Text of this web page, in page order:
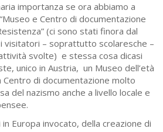
importanza se ora abbiamo a
e Centro di documentazione
(ci sono stati finora dal
visitatori – soprattutto scolaresche –
svolte) e stessa cosa dicasi
unico in Austria, un Museo dell’età
Centro di documentazione molto
del nazismo anche a livello locale e
in Europa invocato, della creazione di